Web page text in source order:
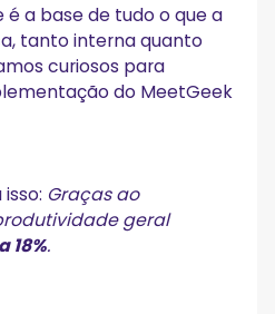
a base de tudo o que a
tanto interna quanto
curiosos para
do MeetGeek
Graças ao
geral
18%.